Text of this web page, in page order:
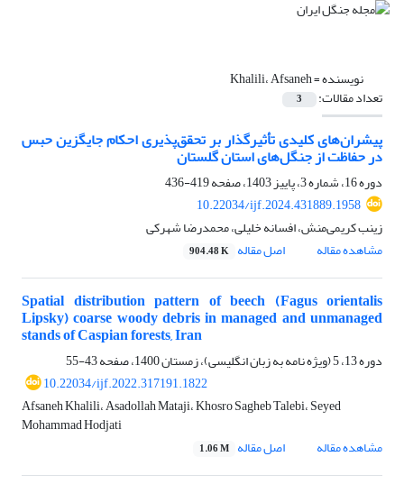
نویسنده =Khalili، Afsaneh
تعداد مقالات: 3
پیشران‌های کلیدی تأثیرگذار بر تحقق‌پذیری احکام جایگزین حبس
در حفاظت از جنگل‌های استان گلستان
دوره 16، شماره 3، پاییز 1403، صفحه
419-436
10.22034/ijf.2024.431889.1958
زینب کریمی‌منش، افسانه خلیلی، محمدرضا شهرکی
مشاهده مقاله
اصل مقاله 904.48 K
Spatial distribution pattern of beech (Fagus orientalis
Lipsky) coarse woody debris in managed and unmanaged
stands of Caspian forests, Iran
دوره 13، 5 (ویژه نامه به زبان انگلیسی)، زمستان 1400، صفحه
43-55
10.22034/ijf.2022.317191.1822
Afsaneh Khalili، Asadollah Mataji، Khosro Sagheb Talebi، Seyed
Mohammad Hodjati
مشاهده مقاله
اصل مقاله 1.06 M